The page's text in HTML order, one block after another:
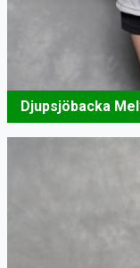
Djupsjöbacka